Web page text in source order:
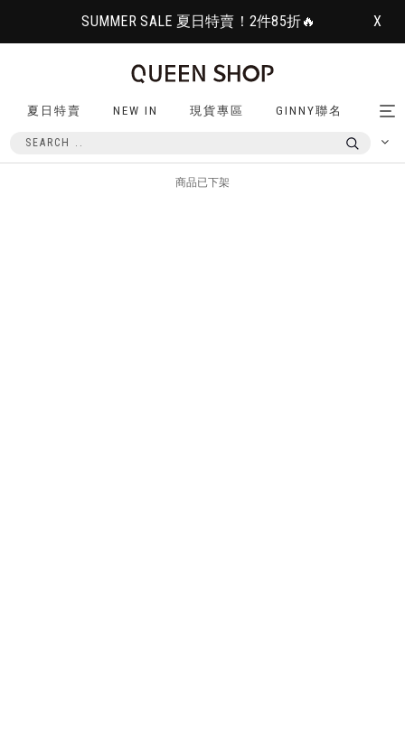
SUMMER SALE 夏日特賣！2件85折🔥 X
夏日特賣 NEW IN 現貨專區 GINNY聯名
商品已下架